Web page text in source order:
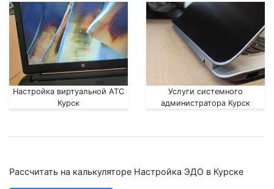
Настройка виртуальной АТС
Курск
Услуги системного
администратора Курск
Рассчитать на калькуляторе Настройка ЭДО в Курске